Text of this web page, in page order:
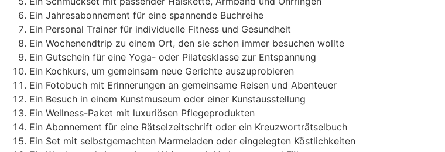
Ein Jahresabonnement für eine spannende Buchreihe
Ein Personal Trainer für individuelle Fitness und Gesundheit
Ein Wochenendtrip zu einem Ort, den sie schon immer besuchen wollte
Ein Gutschein für eine Yoga- oder Pilatesklasse zur Entspannung
Ein Kochkurs, um gemeinsam neue Gerichte auszuprobieren
Ein Fotobuch mit Erinnerungen an gemeinsame Reisen und Abenteuer
Ein Besuch in einem Kunstmuseum oder einer Kunstausstellung
Ein Wellness-Paket mit luxuriösen Pflegeprodukten
Ein Abonnement für eine Rätselzeitschrift oder ein Kreuzworträtselbuch
Ein Set mit selbstgemachten Marmeladen oder eingelegten Köstlichkeiten